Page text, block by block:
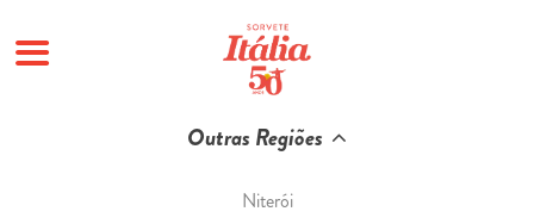
Pular
para
conteúdo
Outras Regiões
Niterói